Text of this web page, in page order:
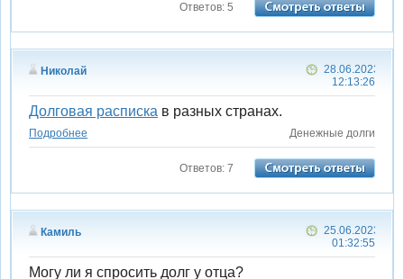
Ответов: 5
Николай
28.06.2023
12:13:26
Долговая расписка в разных странах.
Подробнее Денежные долги
Ответов: 7
Камиль
25.06.2023
01:32:55
Могу ли я спросить долг у отца?